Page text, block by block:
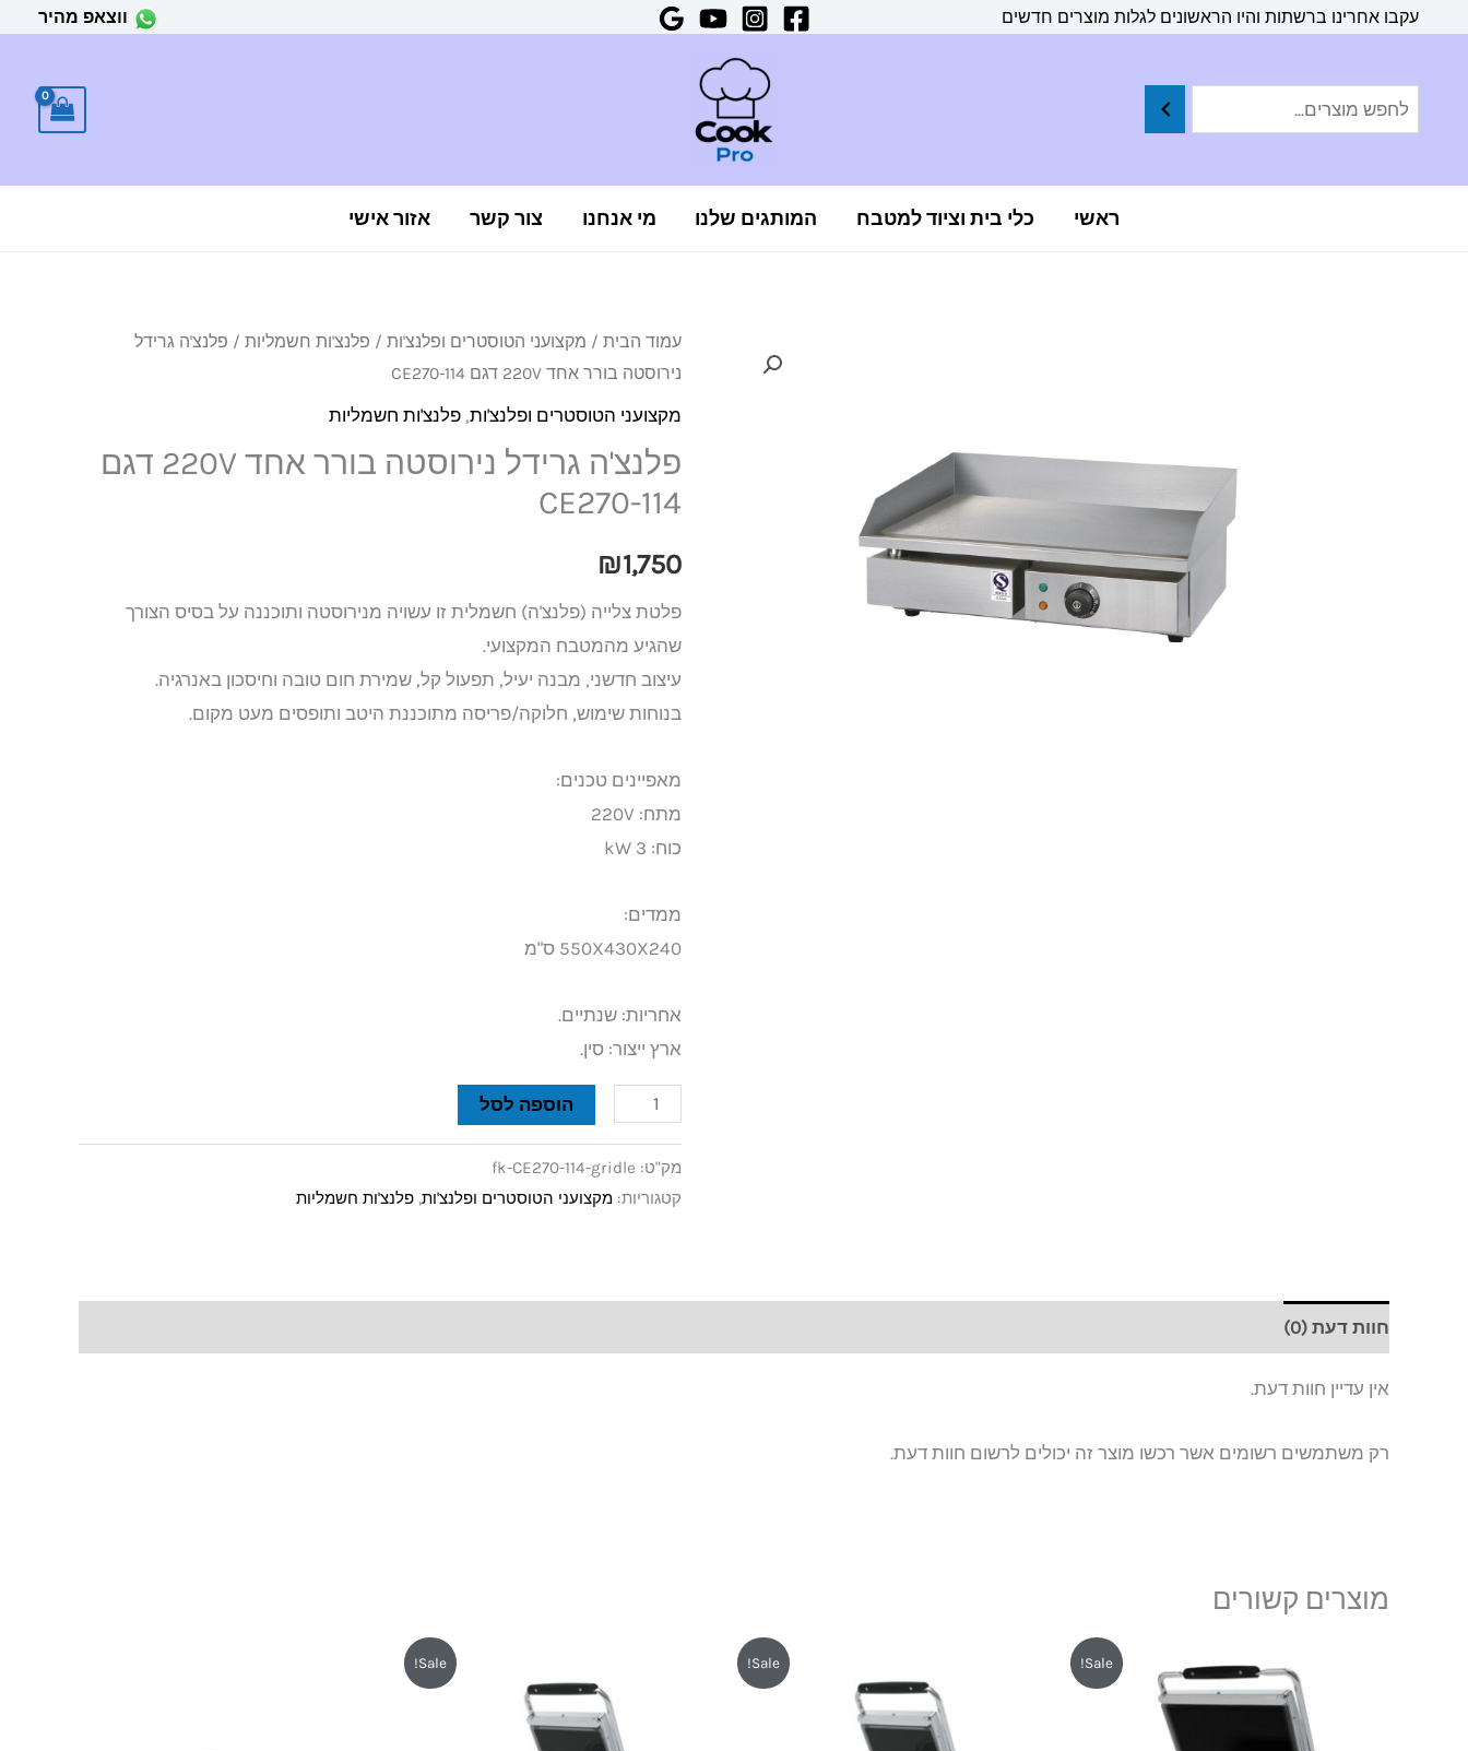
עקבו אחרינו ברשתות והיו הראשונים לגלות מוצרים חדשים ווצאפ מהיר
ראשי כלי בית וציוד למטבח המותגים שלנו מי אנחנו צור קשר אזור אישי
עמוד הבית / מקצועני הטוסטרים ופלנצ'ות / פלנצ'ות חשמליות / פלנצ'ה גרידל
נירוסטה בורר אחד 220V דגם CE270-114
מקצועני הטוסטרים ופלנצ'ות, פלנצ'ות חשמליות
פלנצ'ה גרידל נירוסטה בורר אחד 220V דגם
CE270-114
₪1,750
פלטת צלייה (פלנצ'ה) חשמלית זו עשויה מנירוסטה ותוכננה על בסיס הצורך
שהגיע מהמטבח המקצועי.
עיצוב חדשני, מבנה יעיל, תפעול קל, שמירת חום טובה וחיסכון באנרגיה.
בנוחות שימוש, חלוקה/פריסה מתוכננת היטב ותופסים מעט מקום.
מאפיינים טכנים:
מתח: 220V
כוח: 3 kW
ממדים:
550X430X240 ס"מ
אחריות: שנתיים.
ארץ ייצור: סין.
כמות
של
פלנצ'ה
גרידל
נירוסטה
בורר
220V
דגם
CE270-
114
הוספה לסל
מק"ט: fk-CE270-114-gridle
קטגוריות: מקצועני הטוסטרים ופלנצ'ות, פלנצ'ות חשמליות
חוות דעת (0)
אין עדיין חוות דעת.
רק משתמשים רשומים אשר רכשו מוצר זה יכולים לרשום חוות דעת.
מוצרים קשורים
Sale!
המקורי
היה:
₪6,490.
הנוכחי
הוא:
Sale!
₪5,654.
הוא:
₪5,289.
Sale!
₪6,318.
הוא:
₪5,950.